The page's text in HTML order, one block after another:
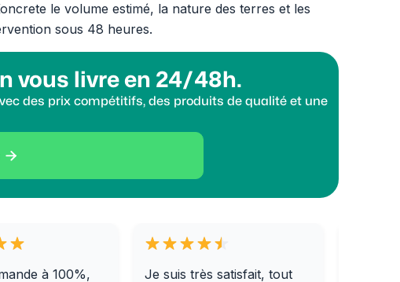
le volume estimé, la nature des terres et les
sous 48 heures.
vous livre en 24/48h.
des prix compétitifs, des produits de qualité et une

à 100%, Je suis très satisfait, tout